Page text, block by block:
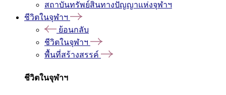
สถาบันทรัพย์สินทางปัญญาแห่งจุฬาฯ
ชีวิตในจุฬาฯ
ย้อนกลับ
ชีวิตในจุฬาฯ
พื้นที่สร้างสรรค์
ชีวิตในจุฬาฯ